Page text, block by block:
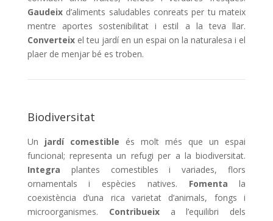
Gaudeixd’aliments saludables conreats per tu mateix
mentre aportes sostenibilitat i estil a la teva llar.
Converteixel teu jardí en un espai on la naturalesa i el
plaer de menjar bé es troben.
Biodiversitat
Un jardí comestible és molt més que un espai
funcional; representa un refugi per a la biodiversitat.
Integra plantes comestibles i variades, flors
ornamentals i espècies natives. Fomenta la
coexistència d’una rica varietat d’animals, fongs i
microorganismes. Contribueixa l’equilibri dels